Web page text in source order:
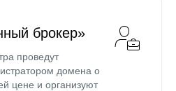
брокер»
проведут
домена о
цене и организуют